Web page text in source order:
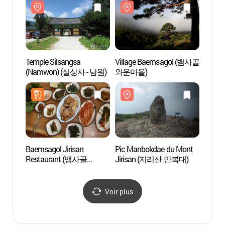
Temple Silsangsa
(Namwon) (실상사 - 남원)
Village Baemsagol (뱀사골
와운마을)
Baemsagol Jirisan
Restaurant (뱀사골
Pic Manbokdae du Mont
Jirisan (지리산 만복대)
Voir plus